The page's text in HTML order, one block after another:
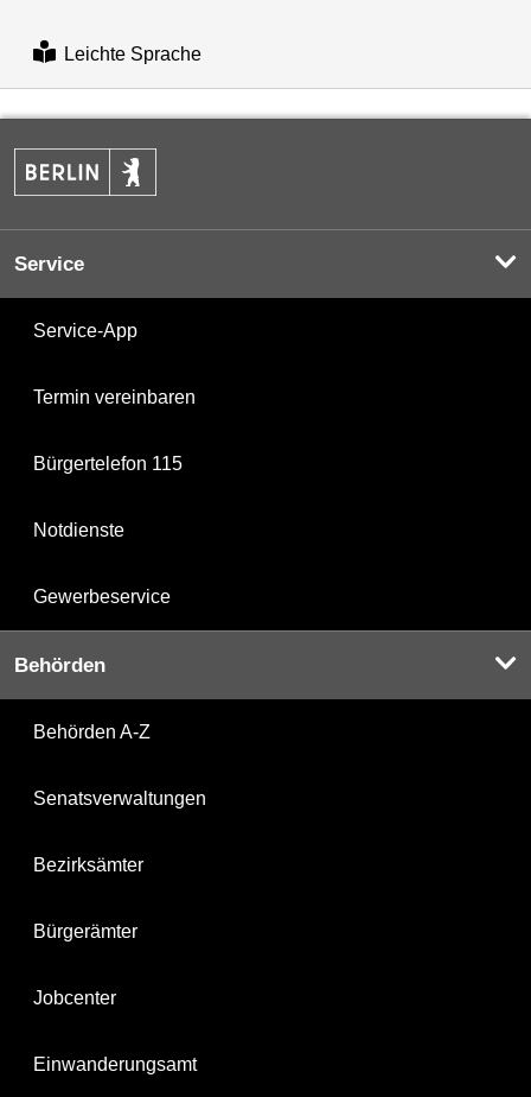
Leichte Sprache
Service
Service-App
Termin vereinbaren
Bürgertelefon 115
Notdienste
Gewerbeservice
Behörden
Behörden A-Z
Senatsverwaltungen
Bezirksämter
Bürgerämter
Jobcenter
Einwanderungsamt